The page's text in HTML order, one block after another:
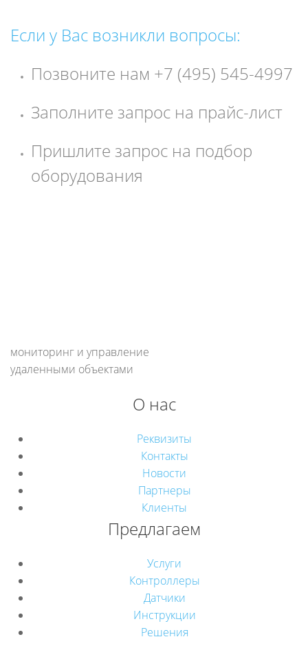
Если у Вас возникли вопросы:
Позвоните нам +7 (495) 545-4997
Заполните запрос на прайс-лист
Пришлите запрос на подбор
оборудования
мониторинг и управление
удаленными объектами
О нас
Реквизиты
Контакты
Новости
Партнеры
Клиенты
Предлагаем
Услуги
Контроллеры
Датчики
Инструкции
Решения